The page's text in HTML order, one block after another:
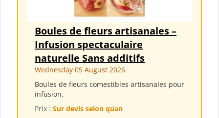
Boules de fleurs artisanales –
Infusion spectaculaire
naturelle Sans additifs
Wednesday 05 August 2026
Boules de fleurs comestibles artisanales pour
infusion,
Prix : Sur devis selon quan